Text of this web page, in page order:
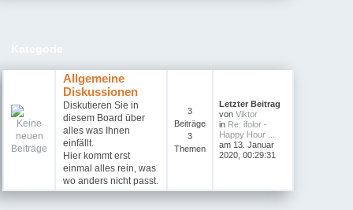
Allgemeine
Diskussionen
Diskutieren Sie in
diesem Board über
alles was Ihnen
einfällt.
Hier kommt erst
einmal alles rein, was
wo anders nicht passt.
3
Beiträge
3
Themen
Letzter Beitrag
vonViktor
in Re: ifolor -
Happy Hour ...
am 13. Januar
2020, 00:29:31